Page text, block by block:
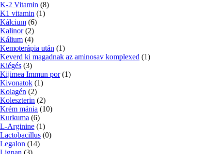
K-2 Vitamin (8)
K1 vitamin (1)
Kálcium (6)
Kalinor (2)
Kálium (4)
Kemoterápia után (1)
Keverd ki magadnak az aminosav komplexed (1)
Kiégés (3)
Kijimea Immun por (1)
Kivonatok (1)
Kolagén (2)
Koleszterin (2)
Krém mánia (10)
Kurkuma (6)
L-Arginine (1)
Lactobacillus (0)
Legalon (14)
Lignan (3)